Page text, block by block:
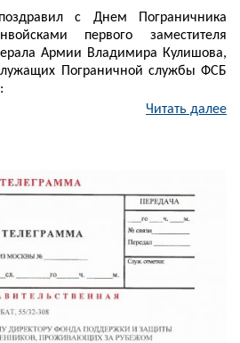
с Днем Пограничника
первого заместителя
Армии Владимира Кулишова,
Пограничной службы ФСБ
Читать далее